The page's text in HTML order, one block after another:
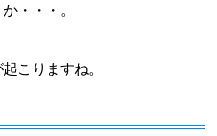
・・・。
こりますね。